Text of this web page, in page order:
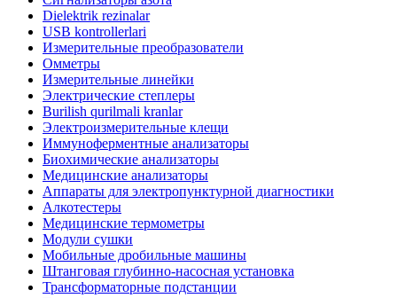
Dielektrik rezinalar
USB kontrollerlari
Измерительные преобразователи
Омметры
Измерительные линейки
Электрические степлеры
Burilish qurilmali kranlar
Электроизмерительные клещи
Иммуноферментные анализаторы
Биохимические анализаторы
Медицинские анализаторы
Аппараты для электропунктурной диагностики
Алкотестеры
Медицинские термометры
Модули сушки
Мобильные дробильные машины
Штанговая глубинно-насосная установка
Трансформаторные подстанции